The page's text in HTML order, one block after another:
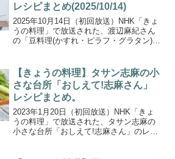
レシピまとめ(2025/10/14)
2025年10月14日（初回放送）NHK「きょ
うの料理」で放送された、渡辺麻紀さん
の「豆料理(かすれ・ピラフ・グラタン)レ
広いジャンルで活躍中の料理研究家・の
渡辺麻紀か...
【きょうの料理】タサン志麻の小
さな台所「おしえて!志麻さん」
レシピまとめ。
2023年1月20日（初回放送）NHK「きょ
うの料理」で放送された、タサン志麻の
小さな台所「おしえて!志麻さん」のレシ